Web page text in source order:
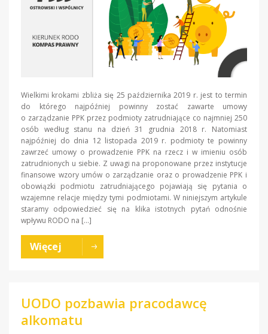
Wielkimi krokami zbliża się 25 października 2019 r. jest to termin
do którego najpóźniej powinny zostać zawarte umowy
o zarządzanie PPK przez podmioty zatrudniające co najmniej 250
osób według stanu na dzień 31 grudnia 2018 r. Natomiast
najpóźniej do dnia 12 listopada 2019 r. podmioty te powinny
zawrzeć umowy o prowadzenie PPK na rzecz i w imieniu osób
zatrudnionych u siebie. Z uwagi na proponowane przez instytucje
finansowe wzory umów o zarządzanie oraz o prowadzenie PPK i
obowiązki podmiotu zatrudniającego pojawiają się pytania o
wzajemne relacje między tymi podmiotami. W niniejszym artykule
staramy odpowiedzieć się na klika istotnych pytań odnośnie
wpływu RODO na […]
Więcej
UODO pozbawia pracodawcę
alkomatu